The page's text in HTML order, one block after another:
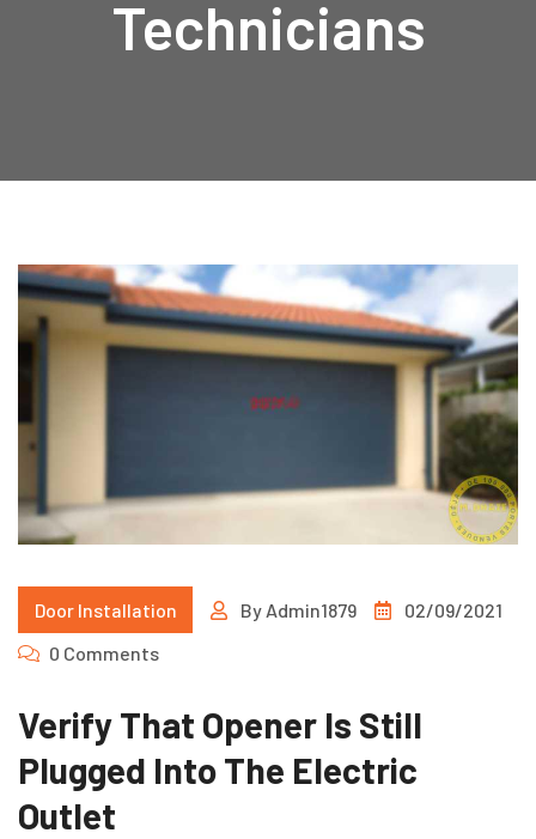
Technicians
Door Installation By Admin1879
02/09/2021
0 Comments
Verify That Opener Is Still
Plugged Into The Electric
Outlet